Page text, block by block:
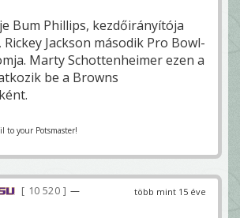
Bum Phillips, kezdőirányítója
Rickey Jackson második Pro Bowl-
Marty Schottenheimer ezen a
be a Browns
to your Potsmaster!
több mint 15 éve
10 520
—